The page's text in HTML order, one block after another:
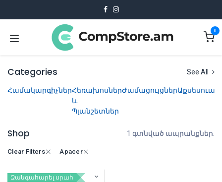
0
Categories See All
ՀամակարգիչներՀեռախոսներ
և
Պլանշետներ
Ժամացույցներ
Shop 1 գտնված ապրանքներ.
Clear Filters Apacer
Զանգահարել սրահ